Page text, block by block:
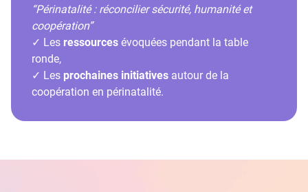
“Périnatalité : réconcilier sécurité, humanité et
coopération”
✓ Les ressources évoquées pendant la table
ronde,
✓ Les prochaines initiatives autour de la
coopération en périnatalité.